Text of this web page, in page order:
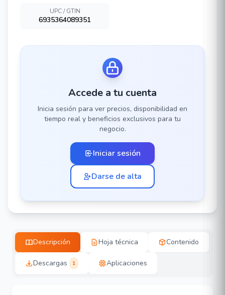
UPC / GTIN
6935364089351
Accede a tu cuenta
Inicia sesión para ver precios, disponibilidad en
tiempo real y beneficios exclusivos para tu
negocio.
Iniciar sesión
Darse de alta
Descripción Hoja técnica Contenido
Descargas 1 Aplicaciones